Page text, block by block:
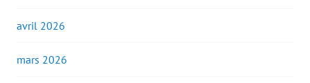
avril 2026
mars 2026